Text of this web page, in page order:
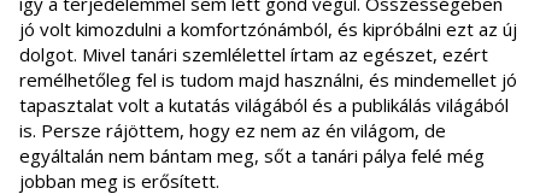
jó volt kimozdulni a komfortzónámból, és kipróbálni ezt az új
dolgot. Mivel tanári szemlélettel írtam az egészet, ezért
remélhetőleg fel is tudom majd használni, és mindemellet jó
tapasztalat volt a kutatás világából és a publikálás világából
is. Persze rájöttem, hogy ez nem az én világom, de
egyáltalán nem bántam meg, sőt a tanári pálya felé még
jobban meg is erősített.